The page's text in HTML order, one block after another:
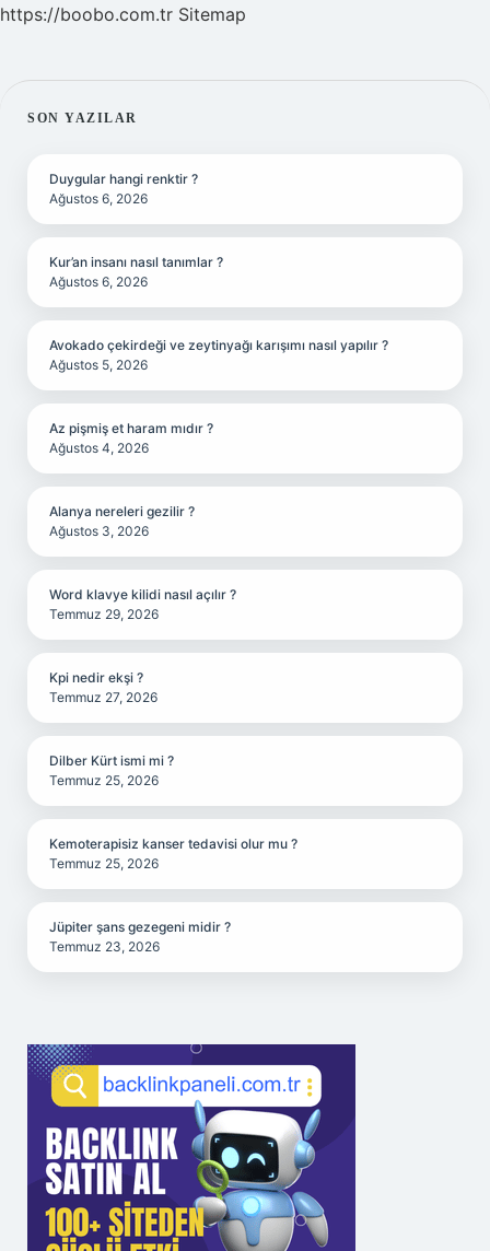
https://boobo.com.tr Sitemap
SIDEBAR
SON YAZILAR
Duygular hangi renktir ?
Ağustos 6, 2026
Kur’an insanı nasıl tanımlar ?
Ağustos 6, 2026
Avokado çekirdeği ve zeytinyağı karışımı nasıl yapılır ?
Ağustos 5, 2026
Az pişmiş et haram mıdır ?
Ağustos 4, 2026
Alanya nereleri gezilir ?
Ağustos 3, 2026
Word klavye kilidi nasıl açılır ?
Temmuz 29, 2026
Kpi nedir ekşi ?
Temmuz 27, 2026
Dilber Kürt ismi mi ?
Temmuz 25, 2026
Kemoterapisiz kanser tedavisi olur mu ?
Temmuz 25, 2026
Jüpiter şans gezegeni midir ?
Temmuz 23, 2026